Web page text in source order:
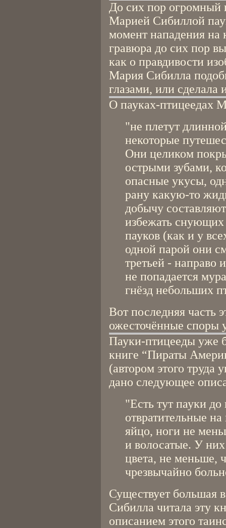
До сих пор огромный
Марией Сибиллой
момент нападения на
гравюра до сих пор
как о правдивости
Мария Сибилла
глазами, или сделала
О пауках-птицеедах
"не плетут
некоторые
Они целиком
острыми зубами,
опасные укусы,
рану какую-то
добычу
избежать
пауков (как и у
одной парой они
третьей - направо
не попадается
гнёзд небольших
Вот последняя часть
ожесточённые споры
Пауки-птицееды уже
книге “Пираты
(автором этого труда
дано следующее
"Есть тут пауки
отвратительные
яйцо, ноги не
и волосатые. У
цвета, не меньше,
чрезвычайно
Существует большая
Сибилла читала эту
описанием этого